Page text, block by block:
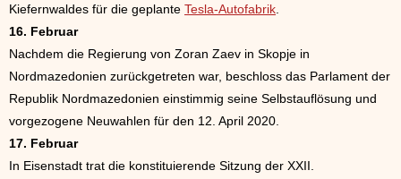
Kiefernwaldes für die geplante Tesla-Autofabrik
16. Februar
Nachdem die Regierung von Zoran Zaev in Skopje in
Nordmazedonien zurückgetreten war, beschloss das Parlament der
Republik Nordmazedonien einstimmig seine Selbstauflösung und
vorgezogene Neuwahlen für den 12. April 2020.
17. Februar
In Eisenstadt trat die konstituierende Sitzung der XXII.